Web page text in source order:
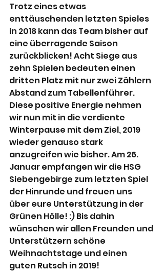
Trotz eines etwas
enttäuschenden letzten Spieles
in 2018 kann das Team bisher auf
eine überragende Saison
zurückblicken! Acht Siege aus
zehn Spielen bedeuten einen
dritten Platz mit nur zwei Zählern
Abstand zum Tabellenführer.
Diese positive Energie nehmen
wir nun mit in die verdiente
Winterpause mit dem Ziel, 2019
wieder genauso stark
anzugreifen wie bisher. Am 26.
Januar empfangen wir die HSG
Siebengebirge zum letzten Spiel
der Hinrunde und freuen uns
über eure Unterstützung in der
Grünen Hölle! :) Bis dahin
wünschen wir allen Freunden und
Unterstützern schöne
Weihnachtstage und einen
guten Rutsch in 2019!